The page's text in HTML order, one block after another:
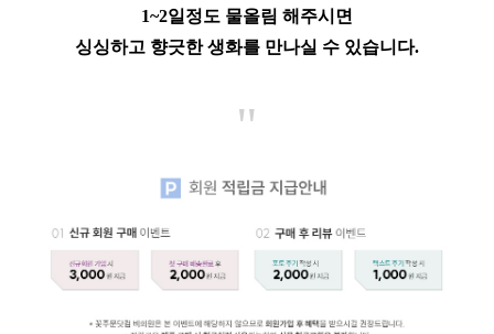
1~2일정도 물올림 해주시면
싱싱하고 향긋한 생화를 만나실 수 있습니다.
"